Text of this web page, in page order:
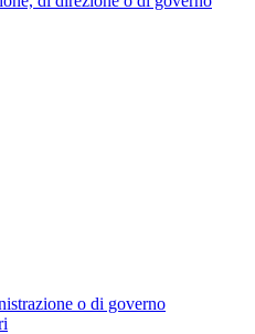
o di governo